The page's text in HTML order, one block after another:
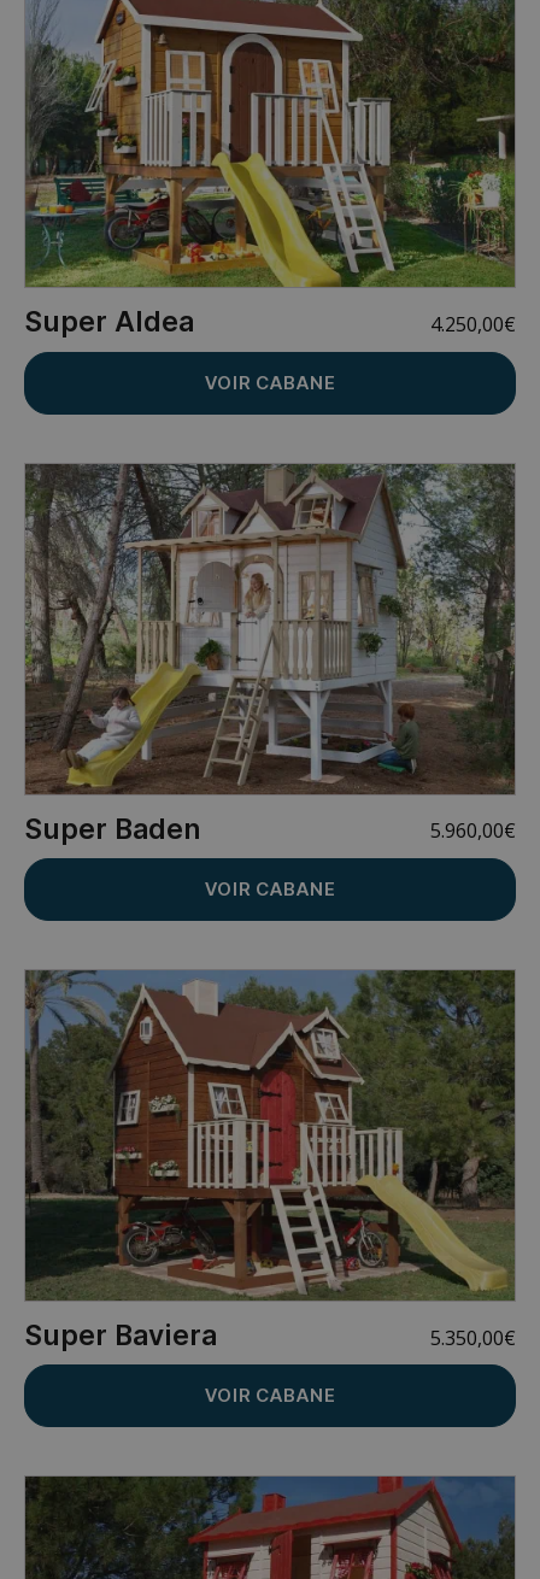
Super Aldea 4.250,00€
VOIR CABANE
Super Baden 5.960,00€
VOIR CABANE
Super Baviera 5.350,00€
VOIR CABANE